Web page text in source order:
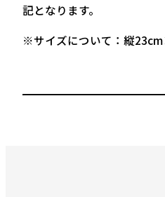
記となります。
※サイズについて：縦